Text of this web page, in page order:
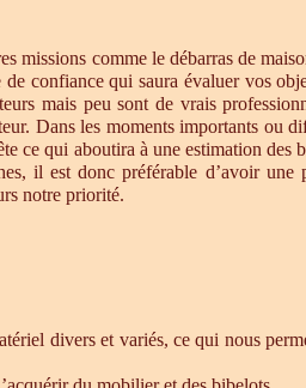
missions comme le débarras de
confiance qui saura évaluer vos
mais peu sont de vrais
Dans les moments importants ou
ce qui aboutira à une estimation des
il est donc préférable d’avoir une
notre priorité.
divers et variés, ce qui nous